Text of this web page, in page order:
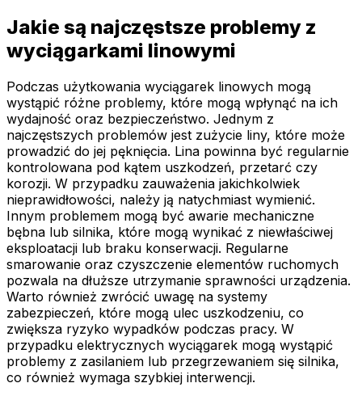
Jakie są najczęstsze problemy z
wyciągarkami linowymi
Podczas użytkowania wyciągarek linowych mogą
wystąpić różne problemy, które mogą wpłynąć na ich
wydajność oraz bezpieczeństwo. Jednym z
najczęstszych problemów jest zużycie liny, które może
prowadzić do jej pęknięcia. Lina powinna być regularnie
kontrolowana pod kątem uszkodzeń, przetarć czy
korozji. W przypadku zauważenia jakichkolwiek
nieprawidłowości, należy ją natychmiast wymienić.
Innym problemem mogą być awarie mechaniczne
bębna lub silnika, które mogą wynikać z niewłaściwej
eksploatacji lub braku konserwacji. Regularne
smarowanie oraz czyszczenie elementów ruchomych
pozwala na dłuższe utrzymanie sprawności urządzenia.
Warto również zwrócić uwagę na systemy
zabezpieczeń, które mogą ulec uszkodzeniu, co
zwiększa ryzyko wypadków podczas pracy. W
przypadku elektrycznych wyciągarek mogą wystąpić
problemy z zasilaniem lub przegrzewaniem się silnika,
co również wymaga szybkiej interwencji.